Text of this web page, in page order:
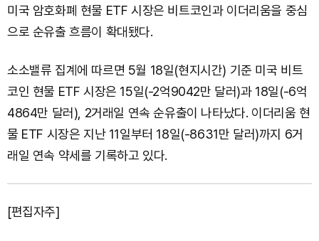
미국 암호화폐 현물 ETF 시장은 비트코인과 이더리움을 중심
으로 순유출 흐름이 확대됐다.
소소밸류 집계에 따르면 5월 18일(현지시간) 기준 미국 비트
코인 현물 ETF 시장은 15일(-2억9042만 달러)과 18일(-6억
4864만 달러), 2거래일 연속 순유출이 나타났다. 이더리움 현
물 ETF 시장은 지난 11일부터 18일(-8631만 달러)까지 6거
래일 연속 약세를 기록하고 있다.
[편집자주]